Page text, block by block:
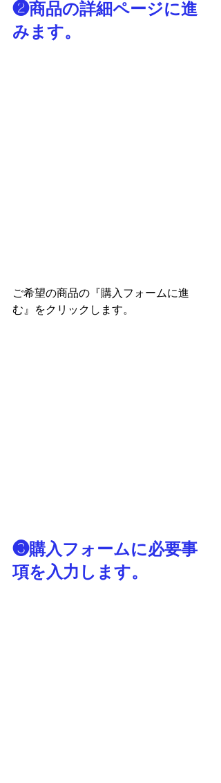
❷商品の詳細ページに進
みます。
ご希望の商品の『購入フォームに進
む』をクリックします。
❸購入フォームに必要事
項を入力します。